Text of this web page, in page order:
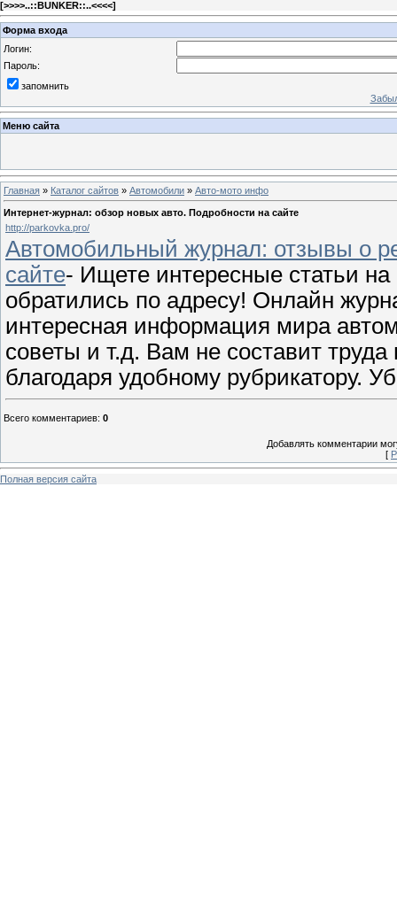
[>>>>..::BUNKER::..<<<<]
Форма входа
Логин:
Пароль:
запомнить
Меню сайта
Главная » Каталог сайтов » Автомобили » Авто-мото инфо
Интернет-журнал: обзор новых авто. Подробности на сайте
http://parkovka.pro/
Автомобильный журнал: отзывы о
сайте- Ищете интересные статьи
обратились по адресу! Онлайн
интересная информация мира
советы и т.д. Вам не составит
благодаря удобному рубрикатору.
Всего комментариев: 0
Добавлять комментарии
[
Полная версия сайта